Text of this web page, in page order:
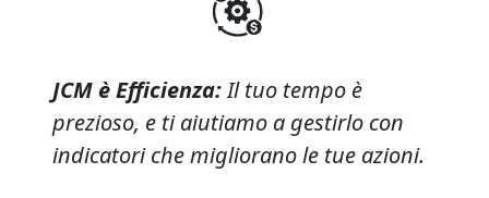
JCM è Efficienza:Il tuo tempo è
prezioso, e ti aiutiamo a gestirlo con
indicatori che migliorano le tue azioni.